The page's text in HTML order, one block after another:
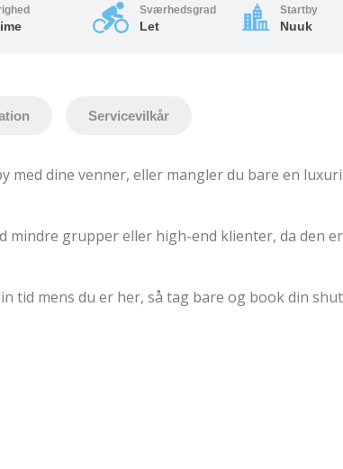
Sværhedsgrad
Let
Startby
Nuuk
Servicevilkår
med dine venner, eller mangler du bare en
mindre grupper eller high-end klienter, da den er
tid mens du er her, så tag bare og book din